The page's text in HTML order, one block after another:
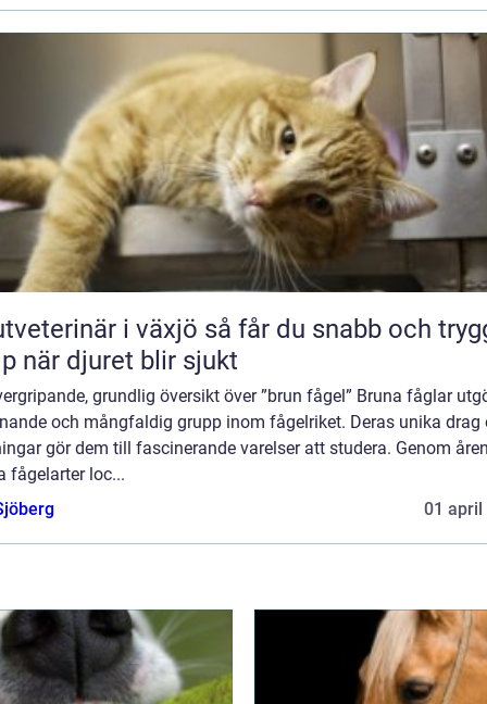
i växjö så får du snabb och trygg
när djuret blir sjukt
grundlig översikt över ”brun fågel” Bruna fåglar
och mångfaldig grupp inom fågelriket. Deras unika drag
gör dem till fascinerande varelser att studera. Genom
fågelarter loc...
01 april